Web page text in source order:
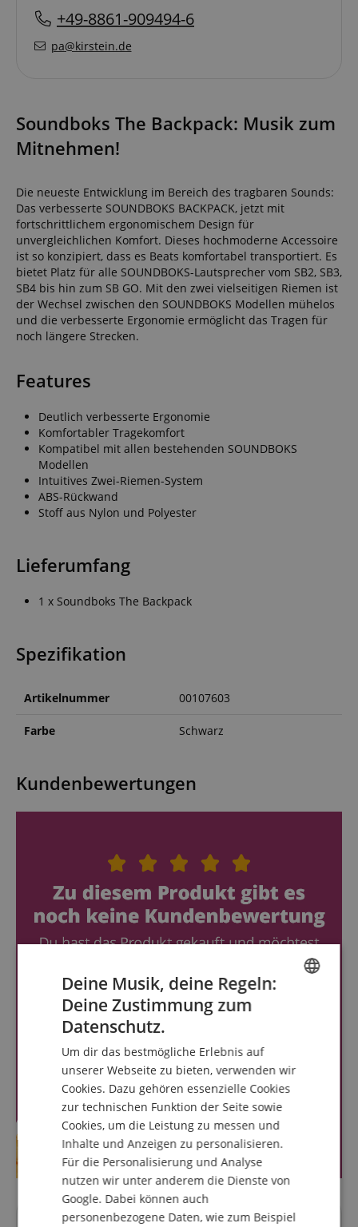
+49-8861-909494-6
pa@kirstein.de
Soundboks The Backpack: Musik zum
Mitnehmen!
Die neueste Entwicklung im Bereich des tragbaren Sounds:
Das verbesserte SOUNDBOKS BACKPACK, jetzt mit
fortschrittlichem ergonomischem Design für
unvergleichlichen Komfort. Dieses hochmoderne Accessoire
ist so konzipiert, dass es Beats komfortabel transportiert. Es
bietet Platz für alle SOUNDBOKS-Lautsprecher vom SB2, SB3,
SB4 bis hin zum SB GO. Mit den zwei vielseitigen Riemen ist
der Wechsel zwischen den SOUNDBOKS Modellen mühelos
und die verbesserte Ergonomie ermöglicht das Tragen für
noch längere Strecken.
Features
Deutlich verbesserte Ergonomie
Komfortabler Tragekomfort
Kompatibel mit allen bestehenden SOUNDBOKS
Modellen
Intuitives Zwei-Riemen-System
ABS-Rückwand
Stoff aus Nylon und Polyester
Lieferumfang
1 x Soundboks The Backpack
Spezifikation
Artikelnummer 00107603
Farbe Schwarz
Kundenbewertungen
FRENCH
ITALIAN
SPANISH
Deine Musik, deine Regeln:
Deine Zustimmung zum
Datenschutz.
Um dir das bestmögliche Erlebnis auf
unserer Webseite zu bieten, verwenden wir
Cookies. Dazu gehören essenzielle Cookies
zur technischen Funktion der Seite sowie
Cookies, um die Leistung zu messen und
Inhalte und Anzeigen zu personalisieren.
Für die Personalisierung und Analyse
nutzen wir unter anderem die Dienste von
Google. Dabei können auch
personenbezogene Daten, wie zum Beispiel